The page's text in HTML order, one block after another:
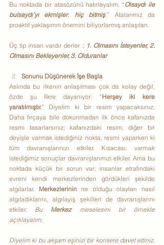
Bu noktada bir atasözünü hatırlayalım; “Olsaydı ile
bulsaydı’yı ekmişler; hiç bitmiş.” Atalarımız da
proaktif yaklaşımın önemini biliyorlarmış anlaşılan.
Üç tip insan vardır derler ; 1. Olmasını İsteyenler, 2.
Olmasını Bekleyenler, 3. Olduranlar
Sonunu Düşünerek İşe Başla
Aslında bu ilkenin anlaşılması çok da kolay değil,
özde şu fikre dayanıyor: “Herşey iki kere
yaratılmıştır.” Diyelim ki bir resim yapacaksınız.
Daha fırçaya bile dokunmadan ilk önce kafanızda
resmi tasarlarsınız; kafanızdaki resim, diğer bir
deyişle varmak istediğiniz nokta, resmi yaparken ki
tüm davranışlarınızı etkiler. Kısacası, varmak
istediğimiz sonuçlar davranışlarımızı etkiler. Ama bu
noktada küçük bir sorun var; insanlar etrafındaki
evreni kendi merkezlerinden gördükleri şekilde
algılarlar. Merkezlerinin ne olduğu olayları nasıl
algıladıklarını, algılayış şekilleri de davranışlarını
etkiler. Bu Merkez meselesini bir örnekle
açıklayalım;
Diyelim ki bu akşam eşinizi bir konsere davet ettiniz.